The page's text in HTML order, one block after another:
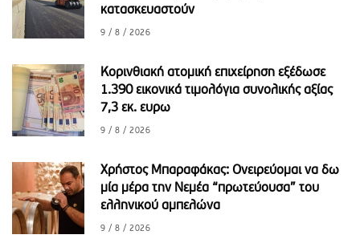
κατασκευαστούν
9 / 8 / 2026
Κορινθιακή ατομική επιχείρηση εξέδωσε
1.390 εικονικά τιμολόγια συνολικής αξίας
7,3 εκ. ευρω
9 / 8 / 2026
Χρήστος Μπαραφάκας: Ονειρεύομαι να δω
μία μέρα την Νεμέα “πρωτεύουσα” του
ελληνικού αμπελώνα
9 / 8 / 2026